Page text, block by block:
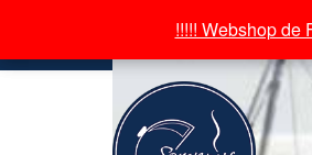
!!!!! Webshop de
!!!!! Webshop de